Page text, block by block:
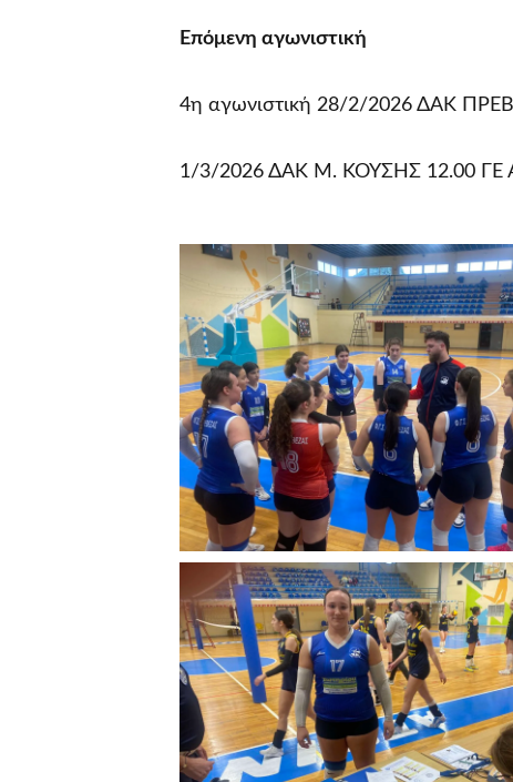
Επόμενη αγωνιστική
4η αγωνιστική 28/2/2026 ΔΑΚ
1/3/2026 ΔΑΚ Μ. ΚΟΥΣΗΣ 12.00 ΓΕ